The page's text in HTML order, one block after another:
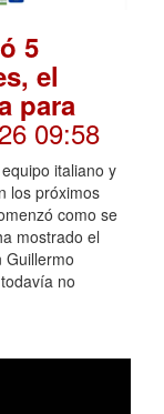
5
el
para
09:58
italiano y
los próximos
como se
mostrado el
Guillermo
no